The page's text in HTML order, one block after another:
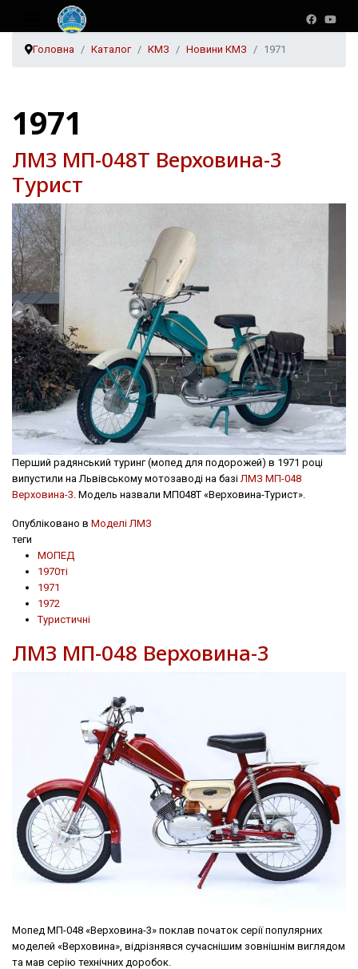
Головна Каталог КМЗ Новини КМЗ 1971
1971
ЛМЗ МП-048Т Верховина-3
Турист
Перший радянський туринг (мопед для подорожей) в 1971 році
випустили на Львівському мотозаводі на базі ЛМЗ МП-048
Верховина-3 . Модель назвали МП048Т «Верховина-Турист».
Опубліковано в Моделі ЛМЗ
теги
МОПЕД
1970ті
1971
1972
Туристичні
ЛМЗ МП-048 Верховина-3
Мопед МП-048 «Верховина-3» поклав початок серії популярних
моделей «Верховина», відрізнявся сучаснішим зовнішнім виглядом
та мав серію технічних доробок.